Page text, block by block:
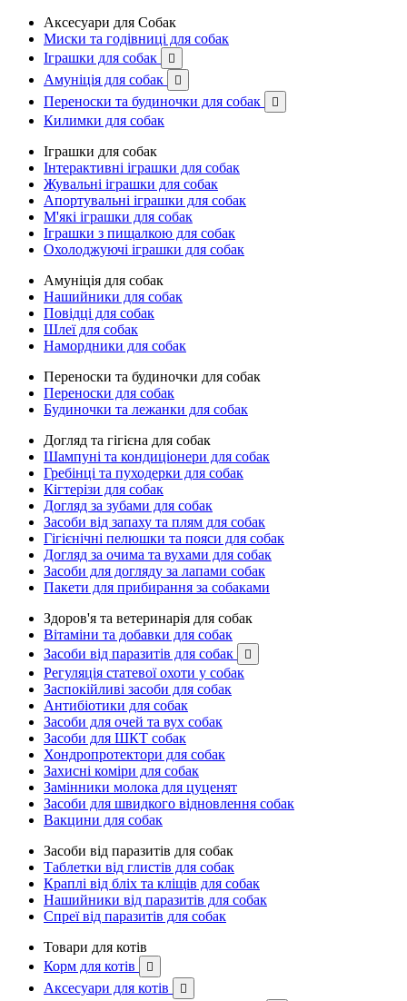
Аксесуари для Собак
Миски та годівниці для собак
Іграшки для собак

Амуніція для собак 
Переноски та будиночки для собак 
Килимки для собак
Іграшки для собак
Інтерактивні іграшки для собак
Жувальні іграшки для собак
Апортувальні іграшки для собак
М'які іграшки для собак
Іграшки з пищалкою для собак
Охолоджуючі іграшки для собак
Амуніція для собак
Нашийники для собак
Повідці для собак
Шлеї для собак
Намордники для собак
Переноски та будиночки для собак
Переноски для собак
Будиночки та лежанки для собак
Догляд та гігієна для собак
Шампуні та кондиціонери для собак
Гребінці та пуходерки для собак
Кігтерізи для собак
Догляд за зубами для собак
Засоби від запаху та плям для собак
Гігієнічні пелюшки та пояси для собак
Догляд за очима та вухами для собак
Засоби для догляду за лапами собак
Пакети для прибирання за собаками
Здоров'я та ветеринарія для собак
Вітаміни та добавки для собак
Засоби від паразитів для собак

Регуляція статевої охоти у собак
Заспокійливі засоби для собак
Антибіотики для собак
Засоби для очей та вух собак
Засоби для ШКТ собак
Хондропротектори для собак
Захисні коміри для собак
Замінники молока для цуценят
Засоби для швидкого відновлення собак
Вакцини для собак
Засоби від паразитів для собак
Таблетки від глистів для собак
Краплі від бліх та кліщів для собак
Нашийники від паразитів для собак
Спреї від паразитів для собак
Товари для котів
Корм для котів

Аксесуари для котів 